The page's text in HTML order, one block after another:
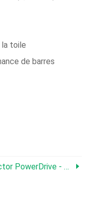
la toile
de barres
PowerDrive - Pince À Filet